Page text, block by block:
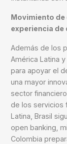
Movimiento de
experiencia de
Además de los
América Latina
para apoyar el
una mayor
sector
de los servicios
Latina, Brasil
open banking,
Colombia